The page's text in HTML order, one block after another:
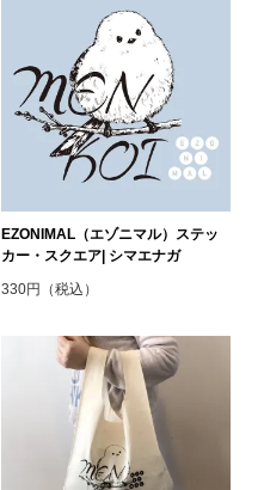
EZONIMAL（エゾニマル）ステッ
カー・スクエア| シマエナガ
330円（税込）